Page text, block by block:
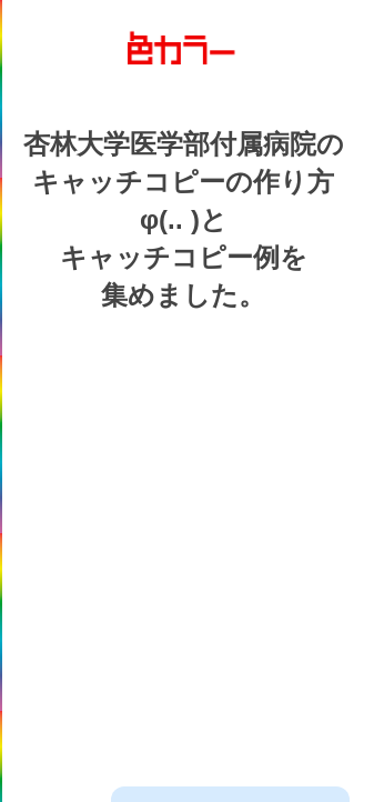
杏林大学医学部付属病院の
キャッチコピーの作り方
φ(.. )と
キャッチコピー例を
集めました。